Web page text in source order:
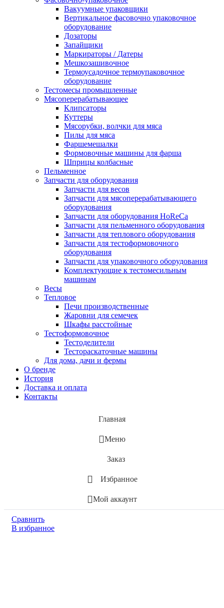
Вакуумные упаковщики
Вертикальное фасовочно упаковочное
оборудование
Дозаторы
Запайщики
Маркираторы / Датеры
Мешкозашивочное
Термоусадочное термоупаковочное
оборудование
Тестомесы промышленные
Мясоперерабатывающее
Клипсаторы
Куттеры
Мясорубки, волчки для мяса
Пилы для мяса
Фаршемешалки
Формовочные машины для фарша
Шприцы колбасные
Пельменное
Запчасти для оборудования
Запчасти для весов
Запчасти для мясоперерабатывающего
оборудования
Запчасти для оборудования HoReCa
Запчасти для пельменного оборудования
Запчасти для теплового оборудования
Запчасти для тестоформовочного
оборудования
Запчасти для упаковочного оборудования
Комплектующие к тестомесильным
машинам
Весы
Тепловое
Печи производственные
Жаровни для семечек
Шкафы расстойные
Тестоформовочное
Тестоделители
Тестораскаточные машины
Для дома, дачи и фермы
О бренде
История
Доставка и оплата
Контакты
Главная
Меню
Заказ
Избранное
Мой аккаунт
Сравнить
В избранное